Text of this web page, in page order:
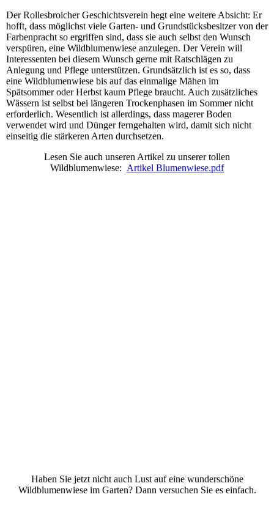
Der Rollesbroicher Geschichtsverein hegt eine weitere Absicht: Er
hofft, dass möglichst viele Garten- und Grundstücksbesitzer von der
Farbenpracht so ergriffen sind, dass sie auch selbst den Wunsch
verspüren, eine Wildblumenwiese anzulegen. Der Verein will
Interessenten bei diesem Wunsch gerne mit Ratschlägen zu
Anlegung und Pflege unterstützen. Grundsätzlich ist es so, dass
eine Wildblumenwiese bis auf das einmalige Mähen im
Spätsommer oder Herbst kaum Pflege braucht. Auch zusätzliches
Wässern ist selbst bei längeren Trockenphasen im Sommer nicht
erforderlich. Wesentlich ist allerdings, dass magerer Boden
verwendet wird und Dünger ferngehalten wird, damit sich nicht
einseitig die stärkeren Arten durchsetzen.
Lesen Sie auch unseren Artikel zu unserer tollen
Wildblumenwiese: Artikel Blumenwiese.pdf
Haben Sie jetzt nicht auch Lust auf eine wunderschöne
Wildblumenwiese im Garten? Dann versuchen Sie es einfach.